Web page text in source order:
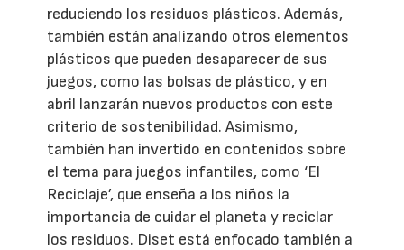
reduciendo los residuos plásticos. Además,
también están analizando otros elementos
plásticos que pueden desaparecer de sus
juegos, como las bolsas de plástico, y en
abril lanzarán nuevos productos con este
criterio de sostenibilidad. Asimismo,
también han invertido en contenidos sobre
el tema para juegos infantiles, como ‘El
Reciclaje’, que enseña a los niños la
importancia de cuidar el planeta y reciclar
los residuos. Diset está enfocado también a